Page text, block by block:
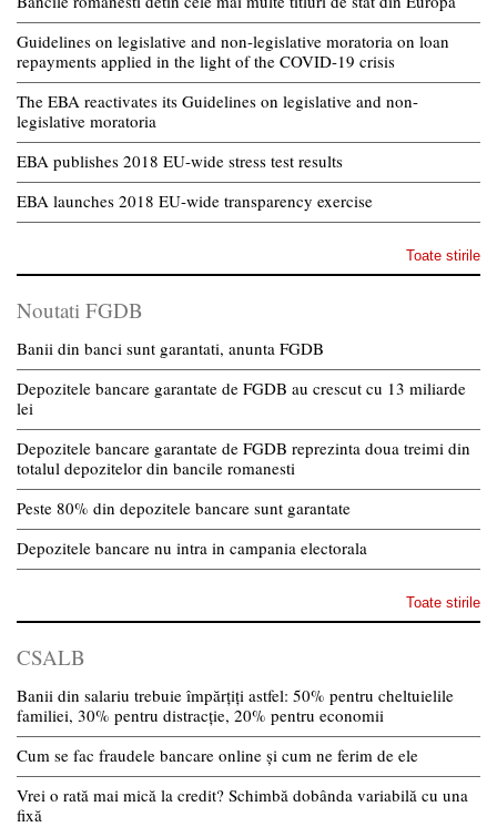
Guidelines on legislative and non-legislative moratoria on loan
repayments applied in the light of the COVID-19 crisis
The EBA reactivates its Guidelines on legislative and non-
legislative moratoria
EBA publishes 2018 EU-wide stress test results
EBA launches 2018 EU-wide transparency exercise
Toate stirile
Noutati FGDB
Banii din banci sunt garantati, anunta FGDB
Depozitele bancare garantate de FGDB au crescut cu 13 miliarde
lei
Depozitele bancare garantate de FGDB reprezinta doua treimi din
totalul depozitelor din bancile romanesti
Peste 80% din depozitele bancare sunt garantate
Depozitele bancare nu intra in campania electorala
Toate stirile
CSALB
Banii din salariu trebuie împărțiți astfel: 50% pentru cheltuielile
familiei, 30% pentru distracție, 20% pentru economii
Cum se fac fraudele bancare online și cum ne ferim de ele
Vrei o rată mai mică la credit? Schimbă dobânda variabilă cu una
fixă